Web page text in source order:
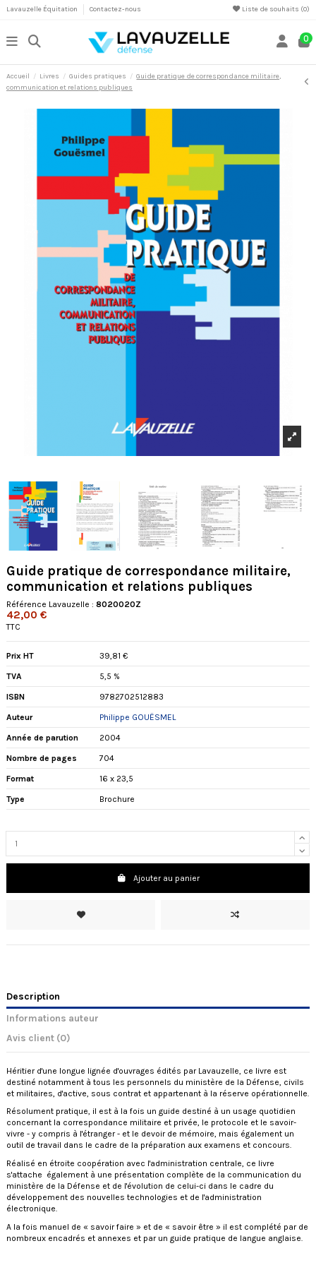
Lavauzelle Équitation Contactez-nous Liste de souhaits (0)
0
Accueil Livres Guides pratiques
Guide pratique de correspondance militaire,
communication et relations publiques
Guide pratique de correspondance militaire,
communication et relations publiques
Référence Lavauzelle : 8020020Z
42,00 €
TTC
Prix HT 39,81 €
TVA 5,5 %
ISBN 9782702512883
Auteur Philippe GOUËSMEL
Année de parution 2004
Nombre de pages 704
Format 16 x 23,5
Type Brochure
Ajouter au panier
Description
Informations auteur
Avis client (0)
Héritier d'une longue lignée d'ouvrages édités par Lavauzelle, ce livre est
destiné notamment à tous les personnels du ministère de la Défense, civils
et militaires, d'active, sous contrat et appartenant à la réserve opérationnelle.
Résolument pratique, il est à la fois un guide destiné à un usage quotidien
concernant la correspondance militaire et privée, le protocole et le savoir-
vivre - y compris à l'étranger - et le devoir de mémoire, mais également un
outil de travail dans le cadre de la préparation aux examens et concours.
Réalisé en étroite coopération avec l'administration centrale, ce livre
s'attache également à une présentation complète de la communication du
ministère de la Défense et de l'évolution de celui-ci dans le cadre du
développement des nouvelles technologies et de l'administration
électronique.
A la fois manuel de « savoir faire » et de « savoir être » il est complété par de
nombreux encadrés et annexes et par un guide pratique de langue anglaise.